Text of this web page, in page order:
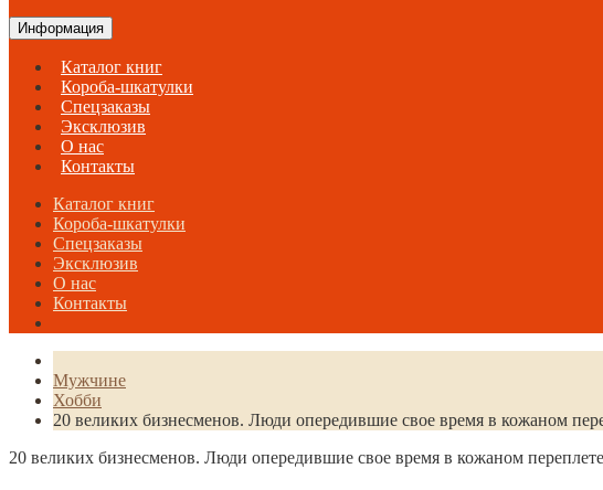
Информация
Каталог книг
Короба-шкатулки
Спецзаказы
Эксклюзив
О нас
Контакты
Каталог книг
Короба-шкатулки
Спецзаказы
Эксклюзив
О нас
Контакты
Мужчине
Хобби
20 великих бизнесменов. Люди опередившие свое время в кожаном
20 великих бизнесменов. Люди опередившие свое время в кожаном